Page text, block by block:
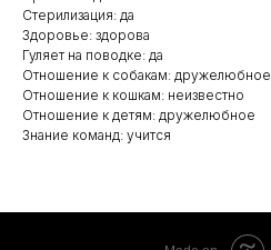
Стерилизация: да
Здоровье: здорова
Гуляет на поводке: да
Отношение к собакам: дружелюбное
Отношение к кошкам: неизвестно
Отношение к детям: дружелюбное
Знание команд: учится